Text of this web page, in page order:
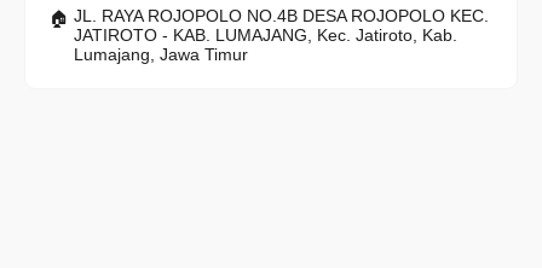
JL. RAYA ROJOPOLO NO.4B DESA ROJOPOLO KEC.
JATIROTO - KAB. LUMAJANG, Kec. Jatiroto, Kab.
Lumajang, Jawa Timur